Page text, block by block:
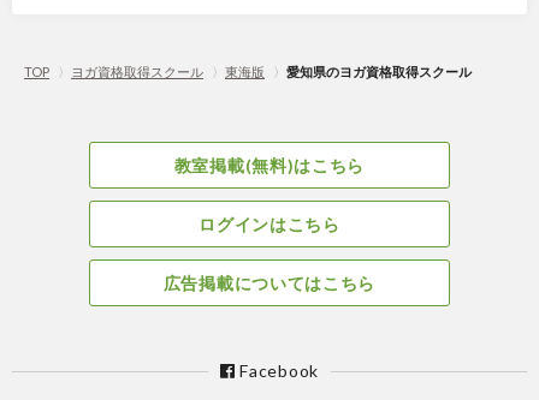
TOP 〉 ヨガ資格取得スクール 〉 東海版 〉 愛知県のヨガ資格取得スクール
教室掲載(無料)はこちら
ログインはこちら
広告掲載についてはこちら
Facebook